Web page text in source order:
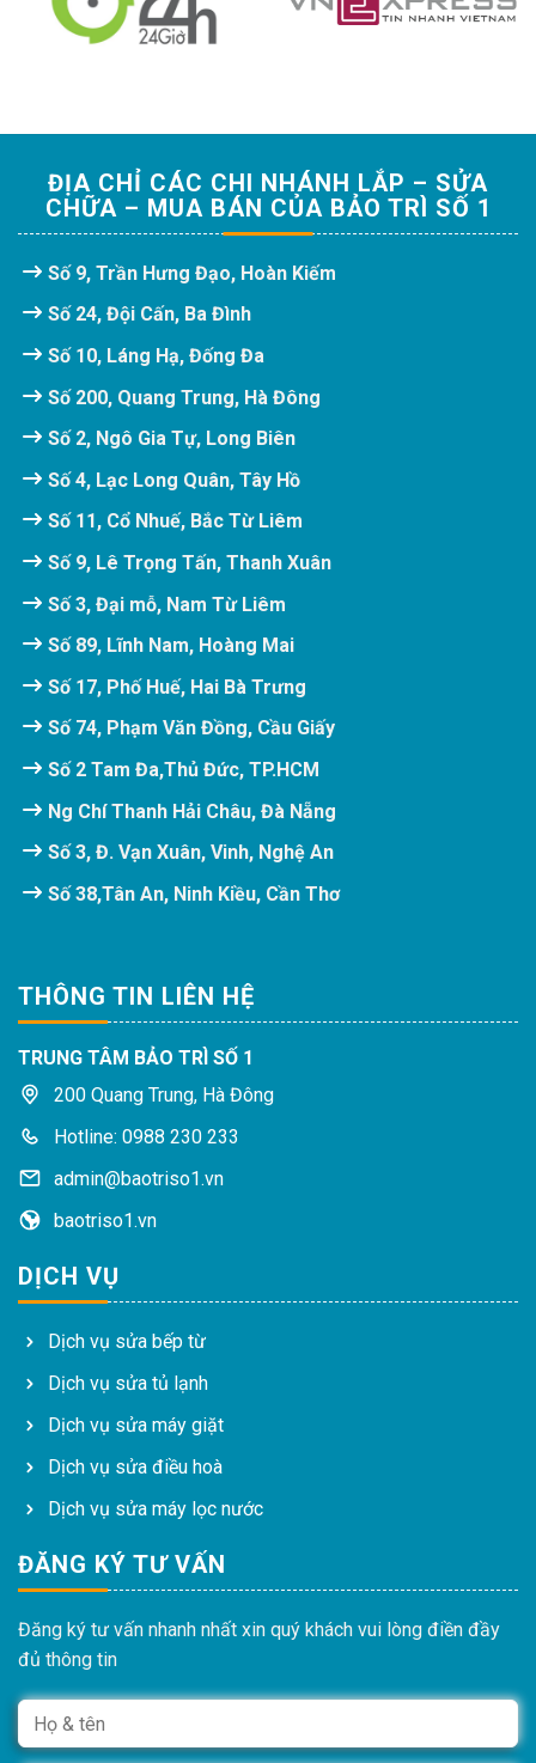
ĐỊA CHỈ CÁC CHI NHÁNH LẮP – SỬA
CHỮA – MUA BÁN CỦA BẢO TRÌ SỐ 1
Số 9, Trần Hưng Đạo, Hoàn Kiếm
Số 24, Đội Cấn, Ba Đình
Số 10, Láng Hạ, Đống Đa
Số 200, Quang Trung, Hà Đông
Số 2, Ngô Gia Tự, Long Biên
Số 4, Lạc Long Quân, Tây Hồ
Số 11, Cổ Nhuế, Bắc Từ Liêm
Số 9, Lê Trọng Tấn, Thanh Xuân
Số 3, Đại mỗ, Nam Từ Liêm
Số 89, Lĩnh Nam, Hoàng Mai
Số 17, Phố Huế, Hai Bà Trưng
Số 74, Phạm Văn Đồng, Cầu Giấy
Số 2 Tam Đa,Thủ Đức, TP.HCM
Ng Chí Thanh Hải Châu, Đà Nẵng
Số 3, Đ. Vạn Xuân, Vinh, Nghệ An
Số 38,Tân An, Ninh Kiều, Cần Thơ
THÔNG TIN LIÊN HỆ
TRUNG TÂM BẢO TRÌ SỐ 1
200 Quang Trung, Hà Đông
Hotline: 0988 230 233
admin@baotriso1.vn
baotriso1.vn
DỊCH VỤ
Dịch vụ sửa bếp từ
Dịch vụ sửa tủ lạnh
Dịch vụ sửa máy giặt
Dịch vụ sửa điều hoà
Dịch vụ sửa máy lọc nước
ĐĂNG KÝ TƯ VẤN
Đăng ký tư vấn nhanh nhất xin quý khách vui lòng điền đầy
đủ thông tin